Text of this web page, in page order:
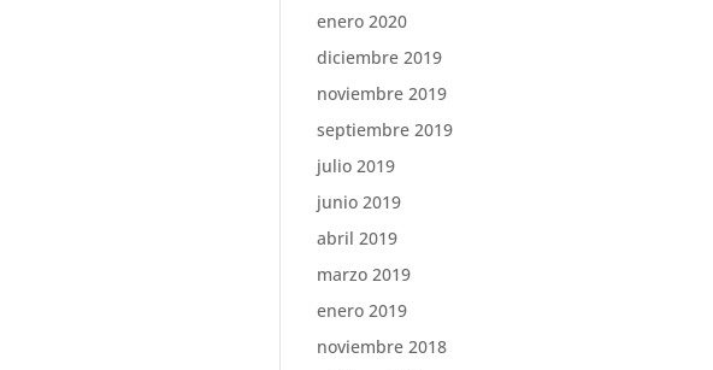
enero 2020
diciembre 2019
noviembre 2019
septiembre 2019
julio 2019
junio 2019
abril 2019
marzo 2019
enero 2019
noviembre 2018